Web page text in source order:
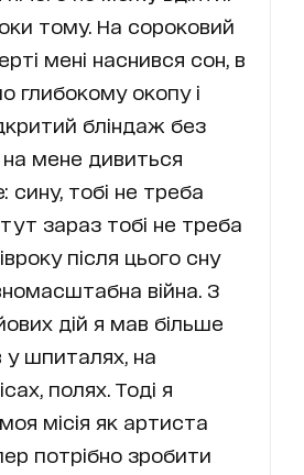
тому. На сороковий
мені наснився сон, в
глибокому окопу і
бліндаж без
на мене дивиться
сину, тобі не треба
зараз тобі не треба
після цього сну
війна. З
дій я мав більше
у шпиталях, на
полях. Тоді я
місія як артиста
потрібно зробити